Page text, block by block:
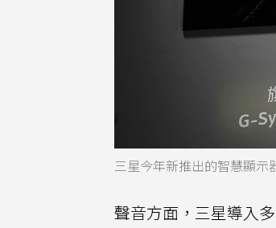
三星今年新推出的智慧顯示
聲音方面，三星導入